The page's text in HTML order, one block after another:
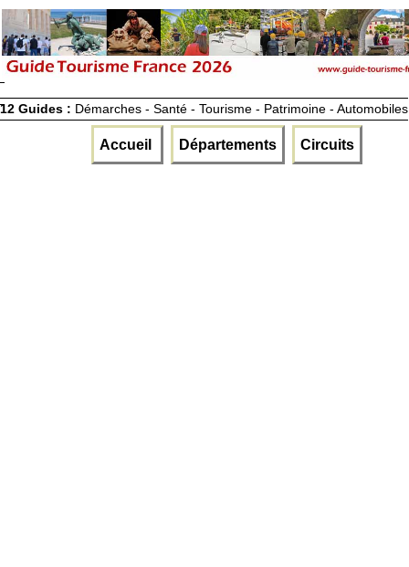
12 Guides : Démarches - Santé - Tourisme - Patrimoine - Automobiles
Accueil Départements Circuits